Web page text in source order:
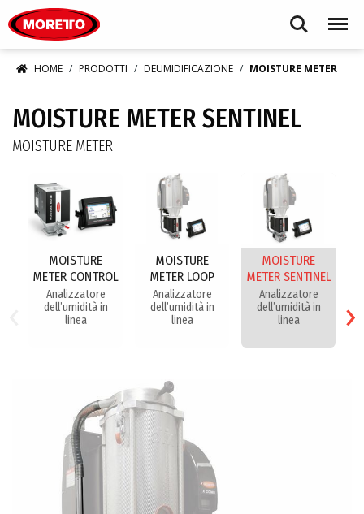
Search Menu
HOME PRODOTTI DEUMIDIFICAZIONE MOISTURE METER
MOISTURE METER SENTINEL
MOISTURE METER
MOISTURE
METER CONTROL
Analizzatore
dell’umidità in
linea
MOISTURE
METER LOOP
Analizzatore
dell’umidità in
linea
MOISTURE
METER SENTINEL
Analizzatore
dell’umidità in
linea
›